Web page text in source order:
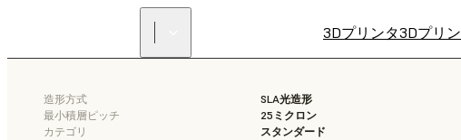
3Dプリンタ3Dプリ
造形方式
SLA光造形
最小積層ピッチ
25ミクロン
カテゴリ
スタンダード